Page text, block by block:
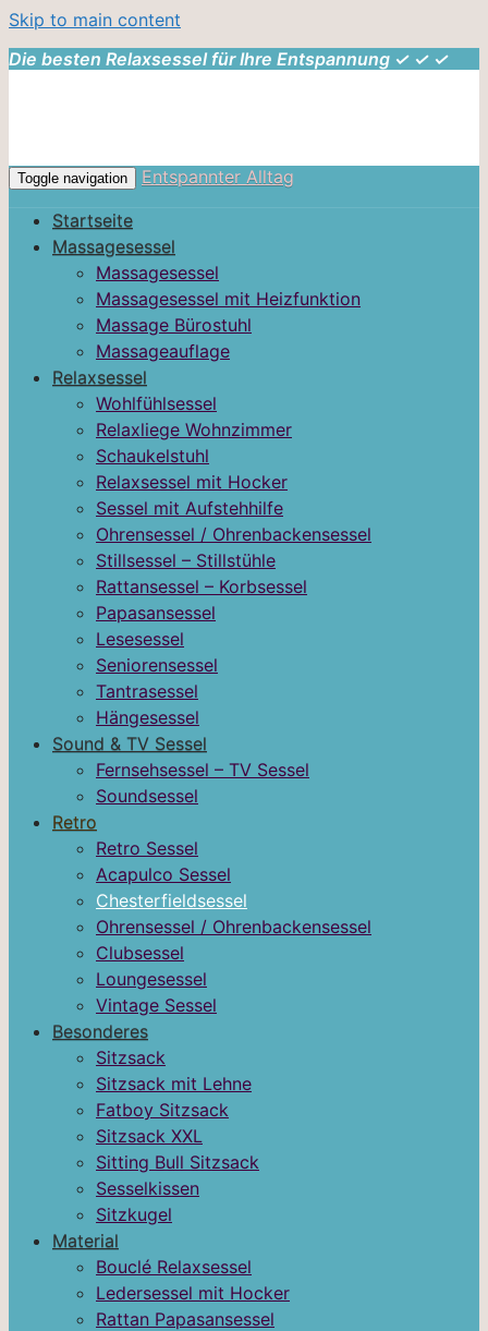
Skip to main content
Die besten Relaxsessel für Ihre Entspannung ✓ ✓ ✓
Toggle navigation
Entspannter Alltag
Startseite
Massagesessel
Massagesessel
Massagesessel mit Heizfunktion
Massage Bürostuhl
Massageauflage
Relaxsessel
Wohlfühlsessel
Relaxliege Wohnzimmer
Schaukelstuhl
Relaxsessel mit Hocker
Sessel mit Aufstehhilfe
Ohrensessel / Ohrenbackensessel
Stillsessel – Stillstühle
Rattansessel – Korbsessel
Papasansessel
Lesesessel
Seniorensessel
Tantrasessel
Hängesessel
Sound & TV Sessel
Fernsehsessel – TV Sessel
Soundsessel
Retro
Retro Sessel
Acapulco Sessel
Chesterfieldsessel
Ohrensessel / Ohrenbackensessel
Clubsessel
Loungesessel
Vintage Sessel
Besonderes
Sitzsack
Sitzsack mit Lehne
Fatboy Sitzsack
Sitzsack XXL
Sitting Bull Sitzsack
Sesselkissen
Sitzkugel
Material
Bouclé Relaxsessel
Ledersessel mit Hocker
Rattan Papasansessel